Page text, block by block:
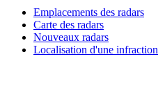
Emplacements des radars
Carte des radars
Nouveaux radars
Localisation d'une infraction